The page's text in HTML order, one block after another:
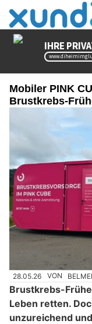
Mobiler PINK
Brustkrebs-
28.05.26 VON
Brustkrebs-
Leben retten.
unzureichend